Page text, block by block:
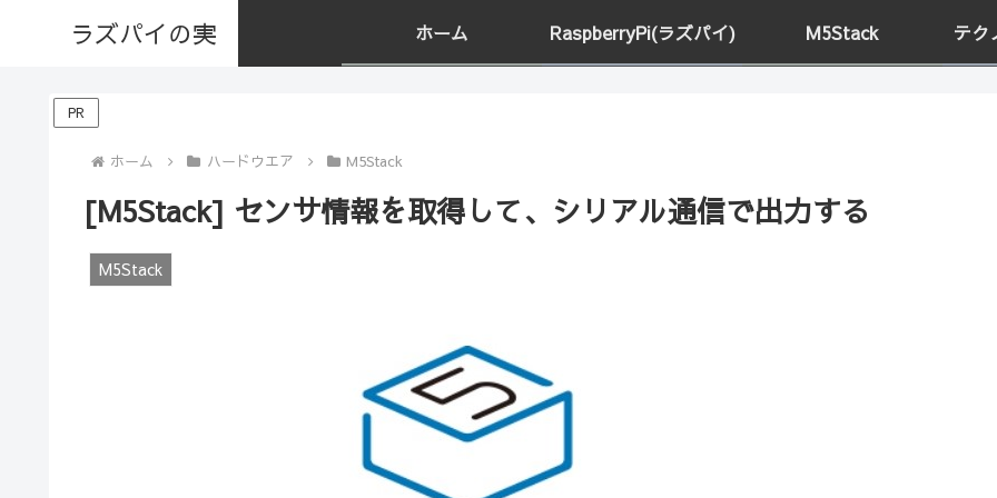
ラズパイの実 ホーム RaspberryPi(ラズパイ) M5Stack テク
PR
ホーム ハードウエア M5Stack
[M5Stack] センサ情報を取得して、シリアル通信で出力する
M5Stack